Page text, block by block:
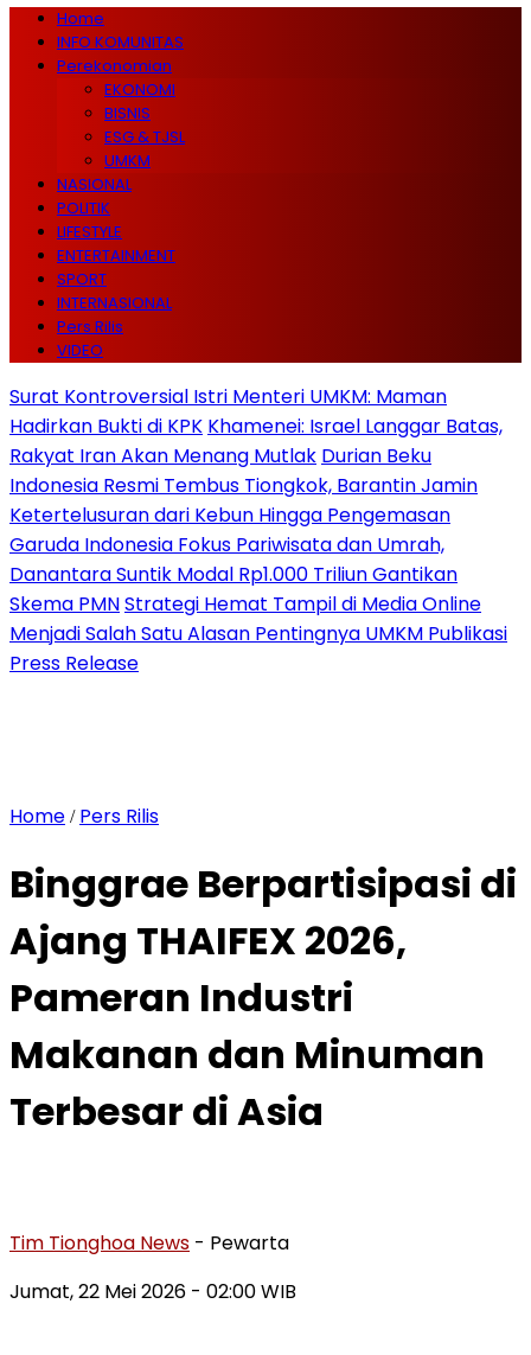
Home
INFO KOMUNITAS
Perekonomian
EKONOMI
BISNIS
ESG & TJSL
UMKM
NASIONAL
POLITIK
LIFESTYLE
ENTERTAINMENT
SPORT
INTERNASIONAL
Pers Rilis
VIDEO
Surat Kontroversial Istri Menteri UMKM: Maman
Hadirkan Bukti di KPK Khamenei: Israel Langgar Batas,
Rakyat Iran Akan Menang Mutlak Durian Beku
Indonesia Resmi Tembus Tiongkok, Barantin Jamin
Ketertelusuran dari Kebun Hingga Pengemasan
Garuda Indonesia Fokus Pariwisata dan Umrah,
Danantara Suntik Modal Rp1.000 Triliun Gantikan
Skema PMNStrategi Hemat Tampil di Media Online
Menjadi Salah Satu Alasan Pentingnya UMKM Publikasi
Press Release
Home / Pers Rilis
Binggrae Berpartisipasi di
Ajang THAIFEX 2026,
Pameran Industri
Makanan dan Minuman
Terbesar di Asia
Tim Tionghoa News - Pewarta
Jumat, 22 Mei 2026 - 02:00 WIB